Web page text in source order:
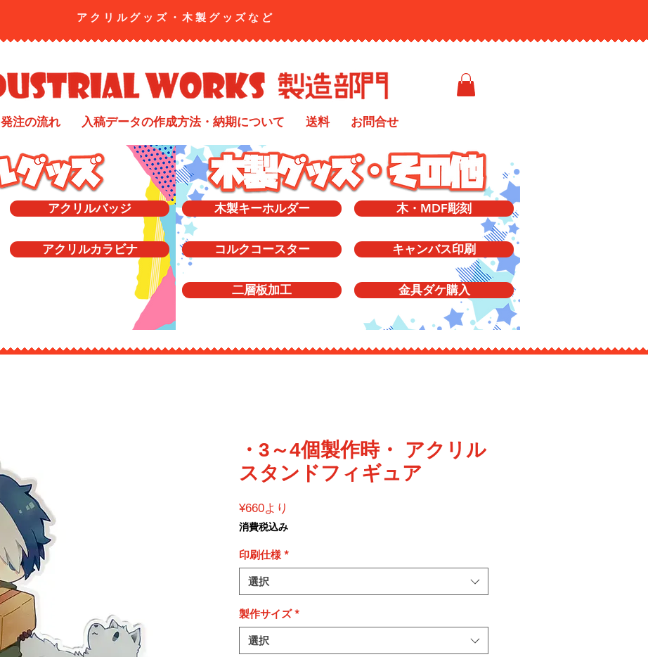
アクリルグッズ・​木製グッズなど
発注の流れ 入稿データの作成方法・納期について 送料 お問合せ
アクリルバッジ
アクリルカラビナ
木製キーホルダー
コルクコースター
木・MDF彫刻
キャンバス印刷
二層板加工 金具ダケ購入
・3～4個製作時・ アクリル
スタンドフィギュア
¥660より
価
格
消費税込み
印刷仕様 *
選択
製作サイズ *
選択